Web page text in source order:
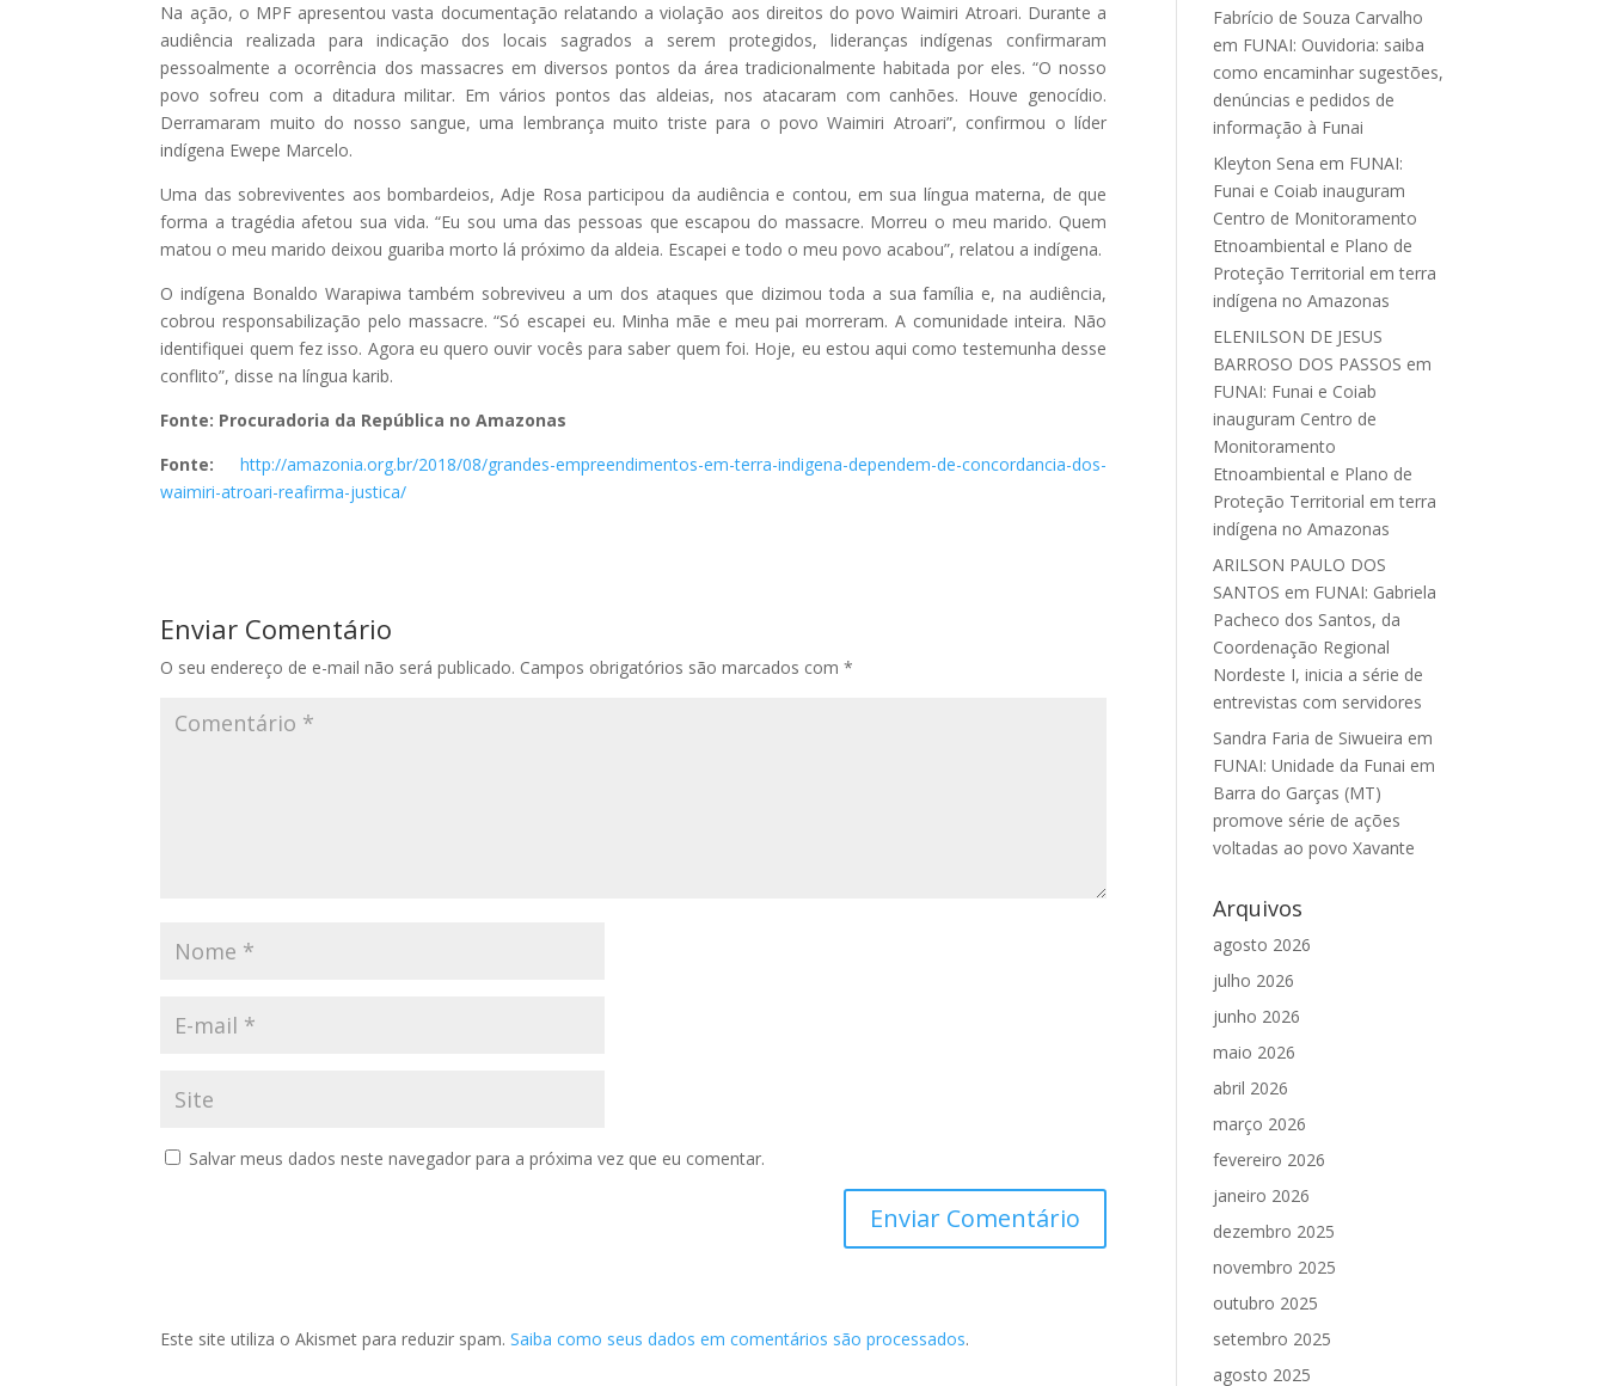
Na ação, o MPF apresentou vasta documentação relatando a violação aos direitos do povo Waimiri Atroari. Durante a
audiência realizada para indicação dos locais sagrados a serem protegidos, lideranças indígenas confirmaram
pessoalmente a ocorrência dos massacres em diversos pontos da área tradicionalmente habitada por eles. “O nosso
povo sofreu com a ditadura militar. Em vários pontos das aldeias, nos atacaram com canhões. Houve genocídio.
Derramaram muito do nosso sangue, uma lembrança muito triste para o povo Waimiri Atroari”, confirmou o líder
indígena Ewepe Marcelo.
Uma das sobreviventes aos bombardeios, Adje Rosa participou da audiência e contou, em sua língua materna, de que
forma a tragédia afetou sua vida. “Eu sou uma das pessoas que escapou do massacre. Morreu o meu marido. Quem
matou o meu marido deixou guariba morto lá próximo da aldeia. Escapei e todo o meu povo acabou”, relatou a indígena.
O indígena Bonaldo Warapiwa também sobreviveu a um dos ataques que dizimou toda a sua família e, na audiência,
cobrou responsabilização pelo massacre. “Só escapei eu. Minha mãe e meu pai morreram. A comunidade inteira. Não
identifiquei quem fez isso. Agora eu quero ouvir vocês para saber quem foi. Hoje, eu estou aqui como testemunha desse
conflito”, disse na língua karib.
Fonte: Procuradoria da República no Amazonas
Fonte:http://amazonia.org.br/2018/08/grandes-empreendimentos-em-terra-indigena-dependem-de-concordancia-dos-
waimiri-atroari-reafirma-justica/
Enviar Comentário
O seu endereço de e-mail não será publicado. Campos obrigatórios são marcados com*
Salvar meus dados neste navegador para a próxima vez que eu comentar.
Este site utiliza o Akismet para reduzir spam.Saiba como seus dados em comentários são processados.
Fabrício de Souza Carvalho
em FUNAI: Ouvidoria: saiba
como encaminhar sugestões,
denúncias e pedidos de
informação à Funai
Kleyton Sena em FUNAI:
Funai e Coiab inauguram
Centro de Monitoramento
Etnoambiental e Plano de
Proteção Territorial em terra
indígena no Amazonas
ELENILSON DE JESUS
BARROSO DOS PASSOS em
FUNAI: Funai e Coiab
inauguram Centro de
Monitoramento
Etnoambiental e Plano de
Proteção Territorial em terra
indígena no Amazonas
ARILSON PAULO DOS
SANTOS em FUNAI: Gabriela
Pacheco dos Santos, da
Coordenação Regional
Nordeste I, inicia a série de
entrevistas com servidores
Sandra Faria de Siwueira em
FUNAI: Unidade da Funai em
Barra do Garças (MT)
promove série de ações
voltadas ao povo Xavante
Arquivos
agosto 2026
julho 2026
junho 2026
maio 2026
abril 2026
março 2026
fevereiro 2026
janeiro 2026
dezembro 2025
novembro 2025
outubro 2025
setembro 2025
agosto 2025